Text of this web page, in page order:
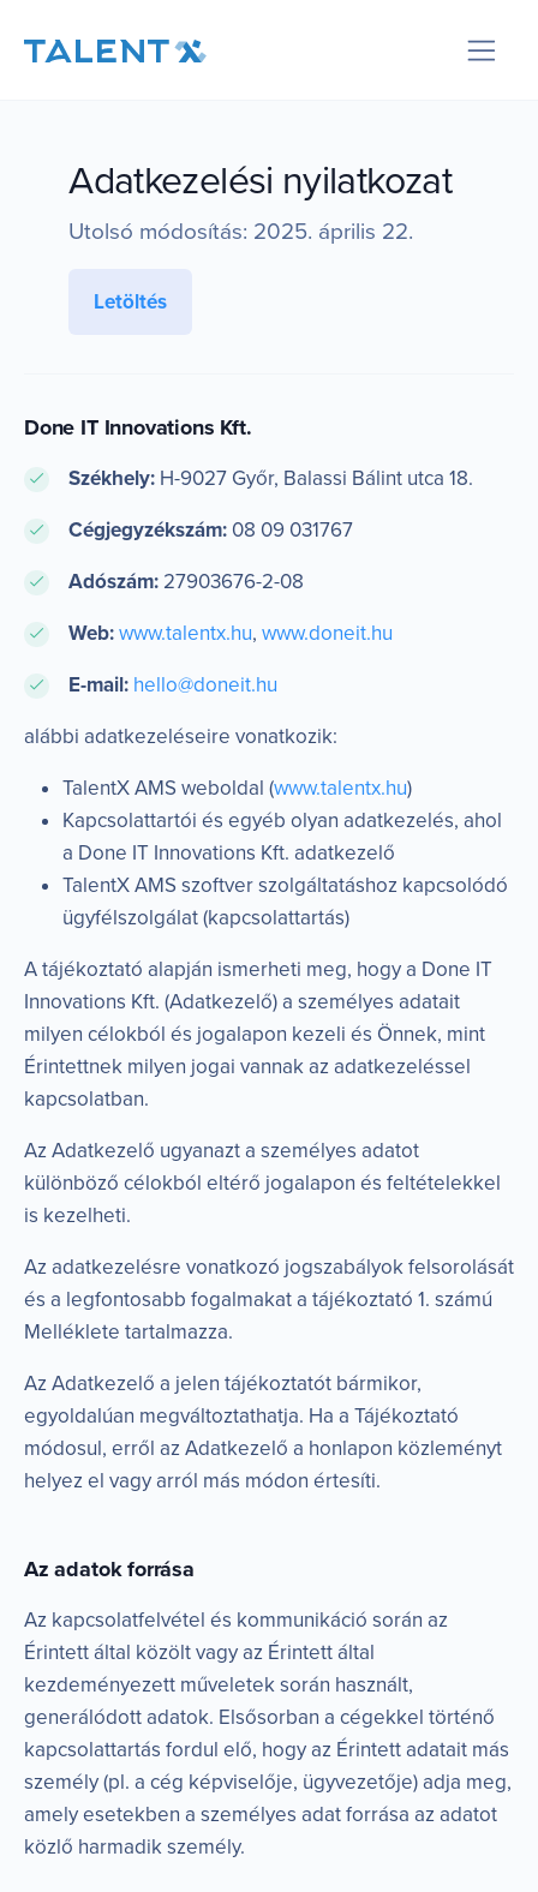
Adatkezelési nyilatkozat
Utolsó módosítás: 2025. április 22.
Letöltés
Done IT Innovations Kft.
Székhely:H-9027 Győr, Balassi Bálint utca 18.
Cégjegyzékszám:08 09 031767
Adószám:27903676-2-08
Web: www.talentx.hu, www.doneit.hu
E-mail: hello@doneit.hu
alábbi adatkezeléseire vonatkozik:
TalentX AMS weboldal (www.talentx.hu)
Kapcsolattartói és egyéb olyan adatkezelés, ahol
a Done IT Innovations Kft. adatkezelő
TalentX AMS szoftver szolgáltatáshoz kapcsolódó
ügyfélszolgálat (kapcsolattartás)
A tájékoztató alapján ismerheti meg, hogy a Done IT
Innovations Kft. (Adatkezelő) a személyes adatait
milyen célokból és jogalapon kezeli és Önnek, mint
Érintettnek milyen jogai vannak az adatkezeléssel
kapcsolatban.
Az Adatkezelő ugyanazt a személyes adatot
különböző célokból eltérő jogalapon és feltételekkel
is kezelheti.
Az adatkezelésre vonatkozó jogszabályok felsorolását
és a legfontosabb fogalmakat a tájékoztató 1. számú
Melléklete tartalmazza.
Az Adatkezelő a jelen tájékoztatót bármikor,
egyoldalúan megváltoztathatja. Ha a Tájékoztató
módosul, erről az Adatkezelő a honlapon közleményt
helyez el vagy arról más módon értesíti.
Az adatok forrása
Az kapcsolatfelvétel és kommunikáció során az
Érintett által közölt vagy az Érintett által
kezdeményezett műveletek során használt,
generálódott adatok. Elsősorban a cégekkel történő
kapcsolattartás fordul elő, hogy az Érintett adatait más
személy (pl. a cég képviselője, ügyvezetője) adja meg,
amely esetekben a személyes adat forrása az adatot
közlő harmadik személy.